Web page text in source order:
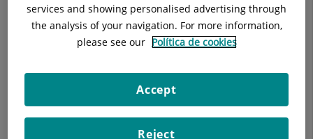
Hospital Universitari Quirónsalud Barcelona
Hospital Universitari Dexeus
services and showing personalised advertising through
the analysis of your navigation. For more information,
please see our Política de cookies
Reject
Accept